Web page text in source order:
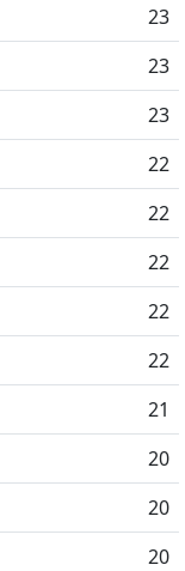
23
23
23
22
22
22
22
22
21
20
20
20